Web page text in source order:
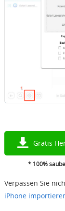
Gratis
* 100%
Verpassen Sie
iPhone